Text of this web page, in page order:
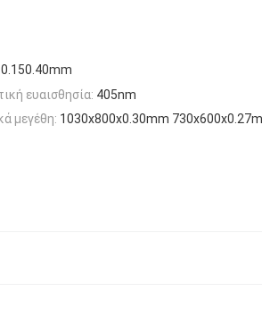
0.150.40mm
ευαισθησία: 405nm
μεγέθη: 1030x800x0.30mm